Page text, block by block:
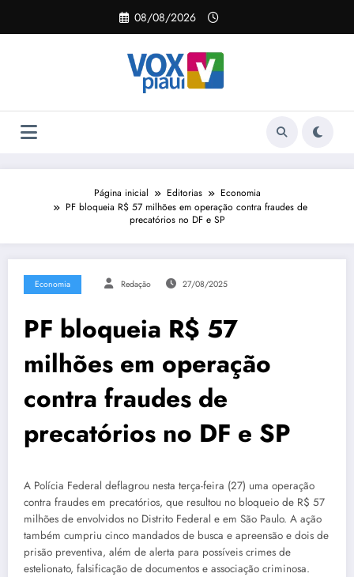
o
08/08/2026
Página inicial Editorias
Economia
PF bloqueia R$ 57 milhões em operação contra fraudes de
precatórios no DF e SP
Economia Redação 27/08/2025
PF bloqueia R$ 57
milhões em operação
contra fraudes de
precatórios no DF e SP
A Polícia Federal deflagrou nesta terça-feira (27) uma operação
contra fraudes em precatórios, que resultou no bloqueio de R$ 57
milhões de envolvidos no Distrito Federal e em São Paulo. A ação
também cumpriu cinco mandados de busca e apreensão e dois de
prisão preventiva, além de alerta para possíveis crimes de
estelionato, falsificação de documentos e associação criminosa.